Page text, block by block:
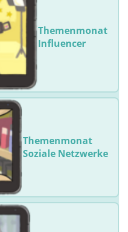
Themenmonat
Influencer
Themenmonat
Soziale Netzwerke